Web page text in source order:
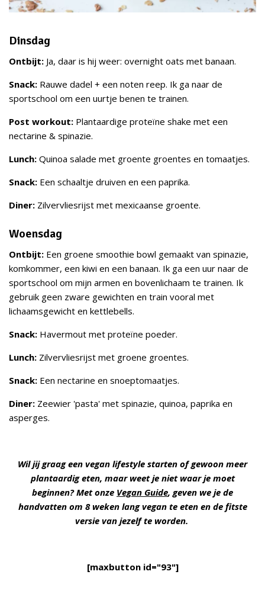
Dinsdag
Ontbijt: Ja, daar is hij weer: overnight oats met banaan.
Snack: Rauwe dadel + een noten reep. Ik ga naar de
sportschool om een uurtje benen te trainen.
Post workout: Plantaardige proteïne shake met een
nectarine & spinazie.
Lunch: Quinoa salade met groente groentes en tomaatjes.
Snack: Een schaaltje druiven en een paprika.
Diner: Zilvervliesrijst met mexicaanse groente.
Woensdag
Ontbijt: Een groene smoothie bowl gemaakt van spinazie,
komkommer, een kiwi en een banaan. Ik ga een uur naar de
sportschool om mijn armen en bovenlichaam te trainen. Ik
gebruik geen zware gewichten en train vooral met
lichaamsgewicht en kettlebells.
Snack: Havermout met proteïne poeder.
Lunch: Zilvervliesrijst met groene groentes.
Snack: Een nectarine en snoeptomaatjes.
Diner: Zeewier 'pasta' met spinazie, quinoa, paprika en
asperges.
Wil jij graag een vegan lifestyle starten of gewoon meer
plantaardig eten, maar weet je niet waar je moet
beginnen? Met onze Vegan Guide, geven we je de
handvatten om 8 weken lang vegan te eten en de fitste
versie van jezelf te worden.
[maxbutton id="93"]